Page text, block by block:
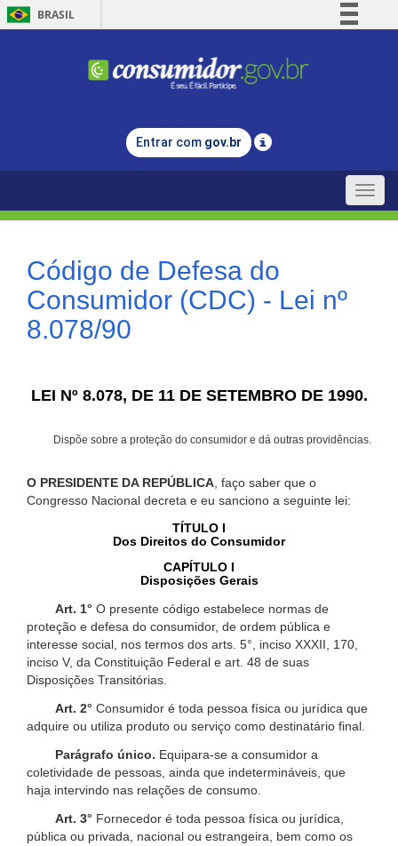
BRASIL
Comunica BR
Legislação
Entrar com gov.br
Toggle
Código de Defesa do
Consumidor (CDC) - Lei nº
8.078/90
LEI Nº 8.078, DE 11 DE SETEMBRO DE 1990.
Dispõe sobre a proteção do consumidor e dá outras providências.
O PRESIDENTE DA REPÚBLICA , faço saber que o
Congresso Nacional decreta e eu sanciono a seguinte lei:
TÍTULO I
Dos Direitos do Consumidor
CAPÍTULO I
Disposições Gerais
Art. 1° O presente código estabelece normas de
proteção e defesa do consumidor, de ordem pública e
interesse social, nos termos dos arts. 5°, inciso XXXII, 170,
inciso V, da Constituição Federal e art. 48 de suas
Disposições Transitórias.
Art. 2° Consumidor é toda pessoa física ou jurídica que
adquire ou utiliza produto ou serviço como destinatário final.
Parágrafo único. Equipara-se a consumidor a
coletividade de pessoas, ainda que indetermináveis, que
haja intervindo nas relações de consumo.
Art. 3° Fornecedor é toda pessoa física ou jurídica,
pública ou privada, nacional ou estrangeira, bem como os